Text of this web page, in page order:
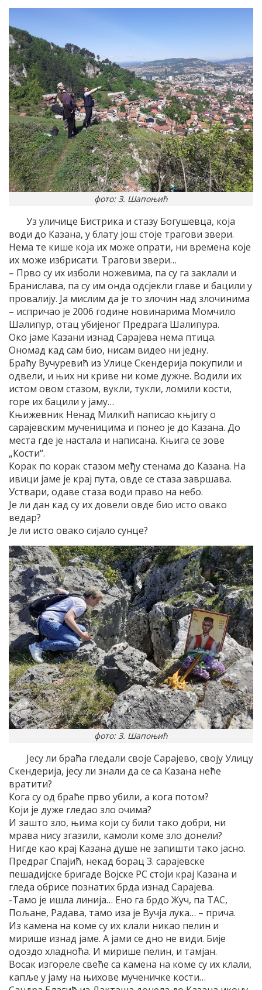
фото: З. Шапоњић
Уз уличице Бистрика и стазу Богушевца, која
води до Казана, у блату још стоје трагови звери.
Нема те кише која их може опрати, ни времена које
их може избрисати. Трагови звери…
– Прво су их изболи ножевима, па су га заклали и
Бранислава, па су им онда одсјекли главе и бацили у
провалију. Ја мислим да је то злочин над злочинима
– испричао је 2006 године новинарима Момчило
Шалипур, отац убијеног Предрага Шалипура.
Око јаме Казани изнад Сарајева нема птица.
Ономад кад сам био, нисам видео ни једну.
Браћу Вучуревић из Улице Скендерија покупили и
одвели, и њих ни криве ни коме дужне. Водили их
истом овом стазом, вукли, тукли, ломили кости,
горе их бацили у јаму…
Књижевник Ненад Милкић написао књјигу о
сарајевским мученицима и понео је до Казана. До
места где је настала и написана. Књига се зове
„Кости“.
Корак по корак стазом међу стенама до Казана. На
ивици јаме је крај пута, овде се стаза завршава.
Уствари, одаве стаза води право на небо.
Је ли дан кад су их довели овде био исто овако
ведар?
Је ли исто овако сијало сунце?
фото: З. Шапоњић
Јесу ли браћа гледали своје Сарајево, своју Улицу
Скендерија, јесу ли знали да се са Казана неће
вратити?
Кога су од браће прво убили, а кога потом?
Који је дуже гледао зло очима?
И зашто зло, њима који су били тако добри, ни
мрава нису згазили, камоли коме зло донели?
Нигде као крај Казана душе не запишти тако јасно.
Предраг Спајић, некад борац 3. сарајевске
пешадијске бригаде Војске РС стоји крај Казана и
гледа обрисе познатих брда изнад Сарајева.
-Тамо је ишла линија… Ено га брдо Жуч, па ТАС,
Пољане, Радава, тамо иза је Вучја лука… – прича.
Из камена на коме су их клали никао пелин и
мирише изнад јаме. А јами се дно не види. Бије
одоздо хладноћа. И мирише пелин, и тамјан.
Восак изгореле свеће са камена на коме су их клали,
капље у јаму на њихове мученичке кости…